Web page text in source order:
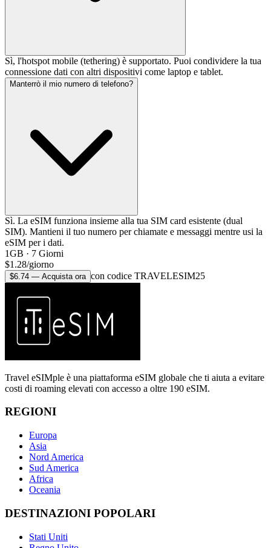
Sì, l'hotspot mobile (tethering) è supportato. Puoi condividere la tua
connessione dati con altri dispositivi come laptop e tablet.
Manterrò il mio numero di telefono?
Sì. La eSIM funziona insieme alla tua SIM card esistente (dual
SIM). Mantieni il tuo numero per chiamate e messaggi mentre usi la
eSIM per i dati.
1GB · 7 Giorni
$1.28/giorno
$6.74 — Acquista ora con codice TRAVELESIM25
Travel eSIMple è una piattaforma eSIM globale che ti aiuta a evitare
costi di roaming elevati con accesso a oltre 190 eSIM.
REGIONI
Europa
Asia
Nord America
Sud America
Africa
Oceania
DESTINAZIONI POPOLARI
Stati Uniti